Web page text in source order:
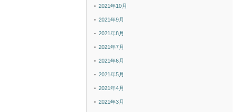
2021年10月
2021年9月
2021年8月
2021年7月
2021年6月
2021年5月
2021年4月
2021年3月